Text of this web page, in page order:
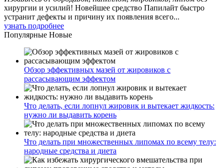
хирургии и усилий! Новейшее средство Папилайт быстро
устранит дефекты и причину их появления всего...
узнать подробнее
Популярные Новые
Обзор эффективных мазей от жировиков с
рассасывающим эффектом
Что делать, если лопнул жировик и вытекает жидкость:
нужно ли выдавить корень
Что делать при множественных липомах по всему телу:
народные средства и диета